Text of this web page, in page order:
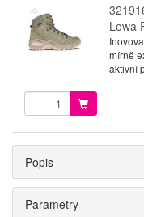
Lowa
mírně
aktivní
Popis
Parametry